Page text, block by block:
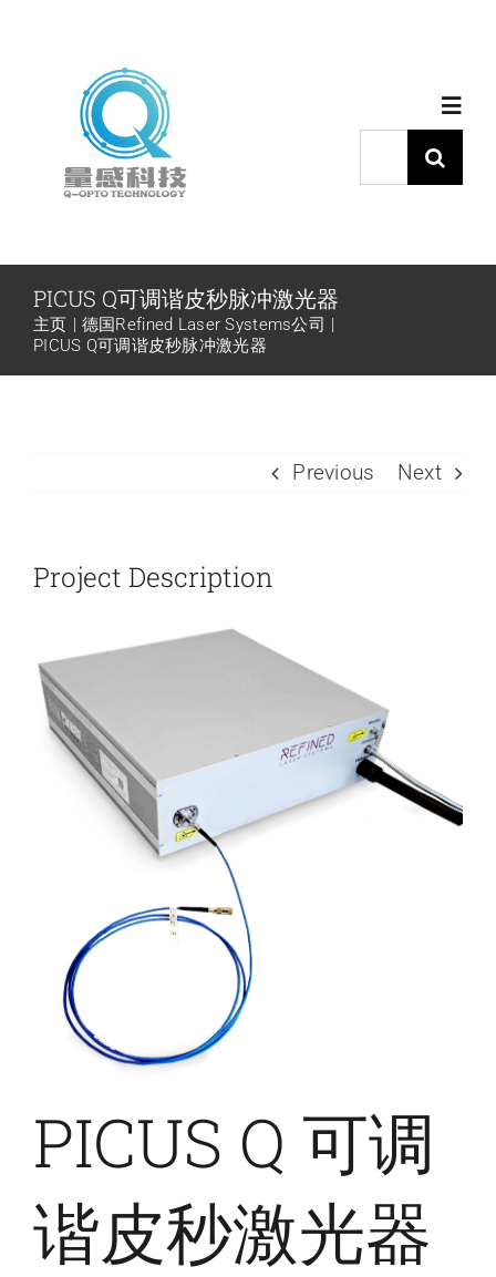
产品中心
代理品牌
新闻和活动
联系我们
索：
PICUS Q可调谐皮秒脉冲激光器
主页
德国Refined Laser Systems公司
PICUS Q可调谐皮秒脉冲激光器
Previous Next
Project Description
PICUS Q 可调
谐皮秒激光器